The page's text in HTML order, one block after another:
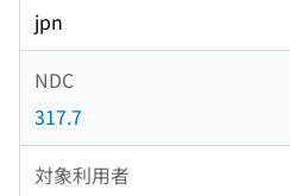
jpn
NDC
317.7
対象利用者